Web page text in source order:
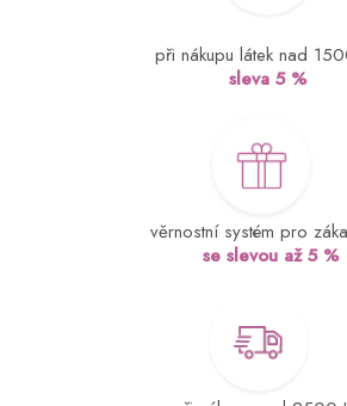
při nákupu látek nad
sleva 5 %
věrnostní systém pro
se slevou až 5 %